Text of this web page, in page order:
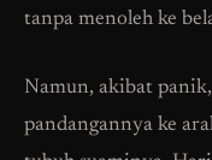
tanpa menoleh ke
Namun, akibat
pandangannya ke